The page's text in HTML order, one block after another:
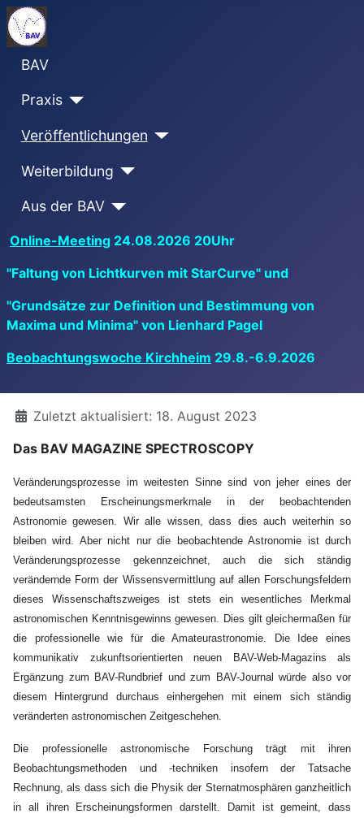
BAV
Praxis
Veröffentlichungen
Weiterbildung
Aus der BAV
Online-Meeting 24.08.2026 20Uhr
"Faltung von Lichtkurven mit StarCurve" und
"Grundsätze zur Definition und Bestimmung von
Maxima und Minima" von Lienhard Pagel
Beobachtungswoche Kirchheim 29.8.-6.9.2026
DetailsZuletzt aktualisiert: 18. August 2023
Das BAV MAGAZINE SPECTROSCOPY
Veränderungsprozesse im weitesten Sinne sind von jeher eines der
bedeutsamsten Erscheinungsmerkmale in der beobachtenden
Astronomie gewesen. Wir alle wissen, dass dies auch weiterhin so
bleiben wird. Aber nicht nur die beobachtende Astronomie ist durch
Veränderungsprozesse gekennzeichnet, auch die sich ständig
verändernde Form der Wissensvermittlung auf allen Forschungsfeldern
dieses Wissenschaftszweiges ist stets ein wesentliches Merkmal
astronomischen Kenntnisgewinns gewesen. Dies gilt gleichermaßen für
die professionelle wie für die Amateurastronomie. Die Idee eines
kommunikativ zukunftsorientierten neuen BAV-Web-Magazins als
Ergänzung zum BAV-Rundbrief und zum BAV-Journal würde also vor
diesem Hintergrund durchaus einhergehen mit einem sich ständig
veränderten astronomischen Zeitgeschehen.
Die professionelle astronomische Forschung trägt mit ihren
Beobachtungsmethoden und -techniken insofern der Tatsache
Rechnung, als dass sich die Physik der Sternatmosphären ganzheitlich
in all ihren Erscheinungsformen darstellt. Damit ist gemeint, dass